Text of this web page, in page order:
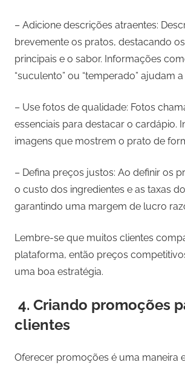
– Adicione descrições atraentes:
brevemente os pratos, destacando
principais e o sabor. Informações
“suculento” ou “temperado” ajudam
– Use fotos de qualidade: Fotos
essenciais para destacar o cardápio.
imagens que mostrem o prato de
– Defina preços justos: Ao definir os
o custo dos ingredientes e as taxas
garantindo uma margem de lucro
Lembre-se que muitos clientes
plataforma, então preços
uma boa estratégia.
4. Criando promoções
clientes
Oferecer promoções é uma maneira